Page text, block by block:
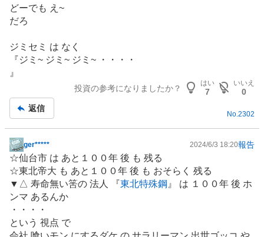
事
どーでも え~
だろ
ジミセミ は なく
『ジミ~ ジミ~ ジミ~ ・・・・
』
投資の参考になりましたか？
はい
7
いいえ
0
返信
No.2302
掲
示
板
記
事
ger***** 2024/6/3 18:20報告
☆仙台市 は あと１００年 後 も 残る
☆東北帝大 も あと１００年 後 も おそらく 残る
▼△ 寿命無い筈の 法人 『東北特殊鋼 』 は １００年 後 ホ
ンマ あるんか
・・・・
という 視点 で